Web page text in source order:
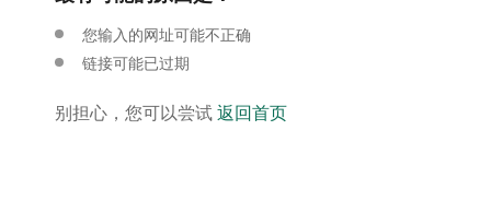
您输入的网址可能不正确
链接可能已过期
别担心，您可以尝试返回首页